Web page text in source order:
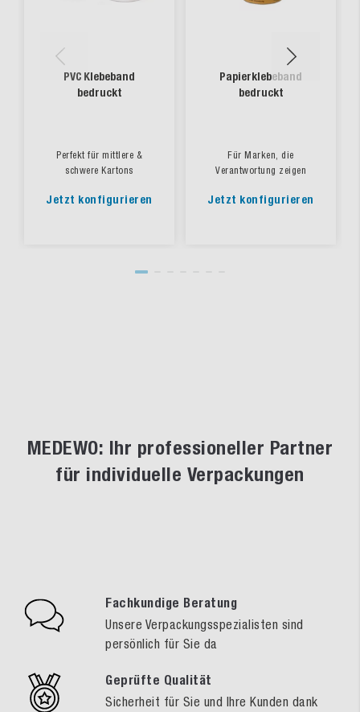
PVC Klebeband
bedruckt
Perfekt für mittlere &
schwere Kartons
Jetzt konfigurieren
Papierklebeband
bedruckt
Für Marken, die
Verantwortung zeigen
Jetzt konfigurieren
MEDEWO: Ihr professioneller Partner
für individuelle Verpackungen
Fachkundige Beratung
Unsere Verpackungsspezialisten sind
persönlich für Sie da
Geprüfte Qualität
Sicherheit für Sie und Ihre Kunden dank